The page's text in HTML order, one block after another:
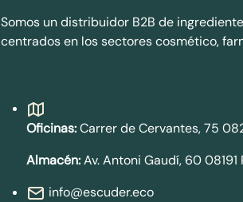
Somos un distribuidor B2B de
centrados en los sectores cosmético,
Oficinas:Carrer de Cervantes, 75
Almacén:Av. Antoni Gaudí, 60
info@escuder.eco